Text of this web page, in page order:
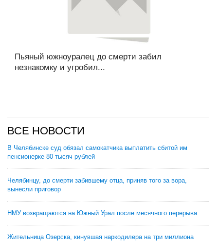
Пьяный южноуралец до смерти забил
незнакомку и угробил...
ВСЕ НОВОСТИ
В Челябинске суд обязал самокатчика выплатить сбитой им
пенсионерке 80 тысяч рублей
Челябинцу, до смерти забившему отца, приняв того за вора,
вынесли приговор
НМУ возвращаются на Южный Урал после месячного перерыва
Жительница Озерска, кинувшая наркодилера на три миллиона